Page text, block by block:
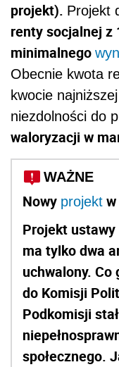
projekt). Projekt
renty socjalnej z
minimalnego
Obecnie kwota
kwocie
niezdolności do
waloryzacji w
WAŻNE
Nowy projekt
Projekt
ma tylko dwa
uchwalony.
do Komisji
Podkomisji
społecznego.